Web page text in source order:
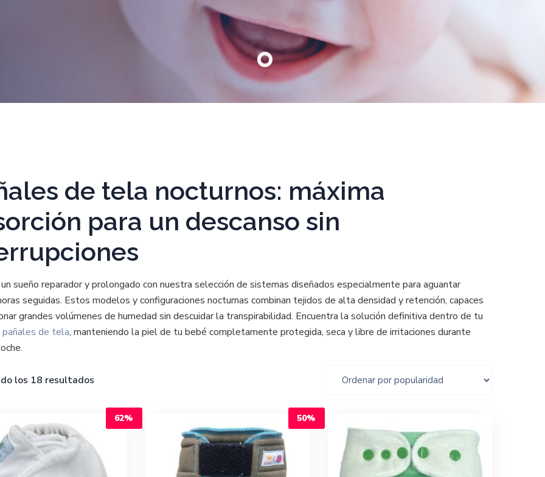
de tela nocturnos: máxima
para un descanso sin
sueño reparador y prolongado con nuestra selección de sistemas diseñados especialmente para aguantar
seguidas. Estos modelos y configuraciones nocturnas combinan tejidos de alta densidad y retención, capaces
grandes volúmenes de humedad sin descuidar la transpirabilidad. Encuentra la solución definitiva dentro de tu
pañales de tela, manteniendo la piel de tu bebé completamente protegida, seca y libre de irritaciones durante
los 18 resultados
62% 50%